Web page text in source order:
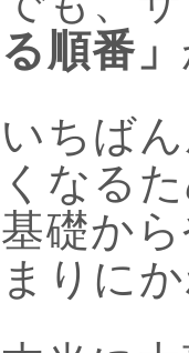
る順番」
いちば
くなる
基礎か
まりに